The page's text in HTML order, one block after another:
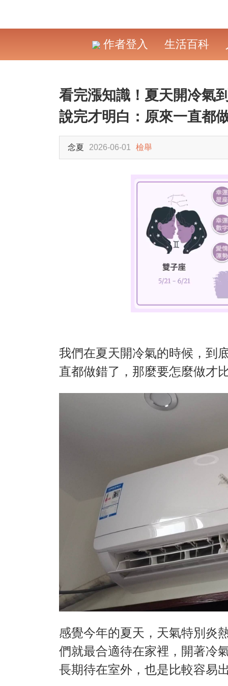
作者登入 生活百科
看完漲知識！夏天開冷氣
說完才明白：原來一直都
念夏 2026-06-01 檢舉
我們在夏天開冷氣的時候，到
直都做錯了，那麼要怎麼做才
感覺今年的夏天，天氣特別炎
們就最合適待在家裡，開著冷
長期待在室外，也是比較容易